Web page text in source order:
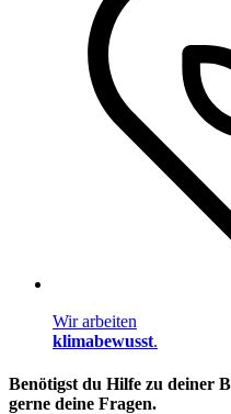
Wir arbeiten
klimabewusst.
Benötigst du Hilfe zu deiner
gerne deine Fragen.